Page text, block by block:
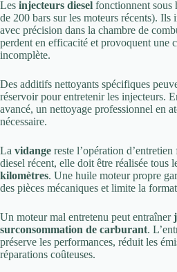
Les injecteurs diesel fonctionnent sous
de 200 bars sur les moteurs récents). Ils
avec précision dans la chambre de
perdent en efficacité et provoquent une
incomplète.
Des additifs nettoyants spécifiques
réservoir pour entretenir les injecteurs.
avancé, un nettoyage professionnel en
nécessaire.
La vidange reste l’opération
diesel récent, elle doit être réalisée tous
kilomètres. Une huile moteur propre
des pièces mécaniques et limite la
Un moteur mal entretenu peut entraîner
surconsommation de carburant.
préserve les performances, réduit les
réparations coûteuses.